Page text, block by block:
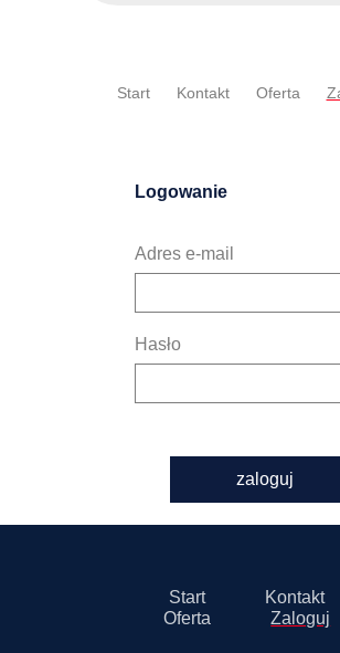
Start Kontakt Oferta
Logowanie
Adres e-mail
Hasło
zaloguj
Start
Kontakt
Oferta
Zaloguj